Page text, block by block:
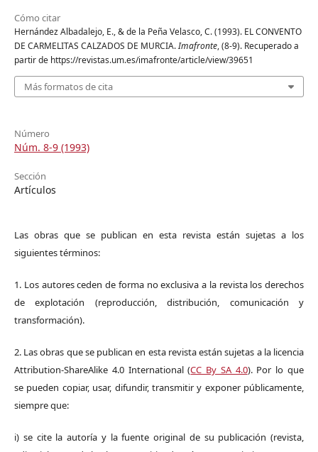
Cómo citar
Hernández Albadalejo, E., & de la Peña Velasco, C. (1993). EL CONVENTO
DE CARMELITAS CALZADOS DE MURCIA.Imafronte, (8-9). Recuperado a
partir de https://revistas.um.es/imafronte/article/view/39651
Más formatos de cita
Número
Núm. 8-9 (1993)
Sección
Artículos
Las obras que se publican en esta revista están sujetas a los
siguientes términos:
1. Los autores ceden de forma no exclusiva a la revista los derechos
de explotación (reproducción, distribución, comunicación y
transformación).
2. Las obras que se publican en esta revista están sujetas a la licencia
Attribution-ShareAlike 4.0 International (CC By SA 4.0). Por lo que
se pueden copiar, usar, difundir, transmitir y exponer públicamente,
siempre que:
i) se cite la autoría y la fuente original de su publicación (revista,